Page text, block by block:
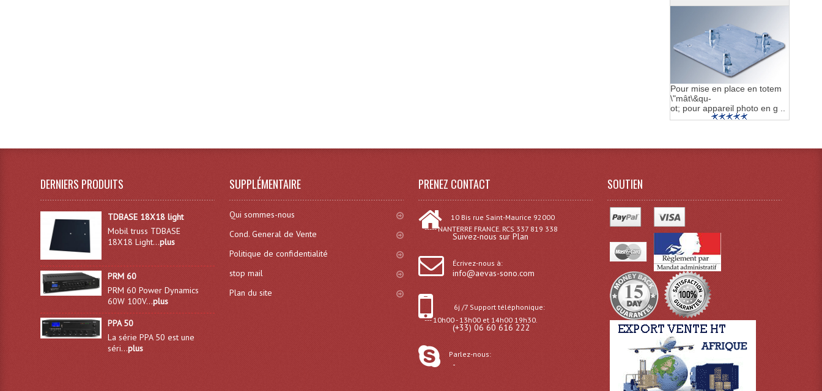
Pour mise en place en totem
\"mât\&qu-
ot; pour appareil photo en g ..
DERNIERS PRODUITS
TDBASE 18X18 light
Mobil truss TDBASE
18X18 Light...plus
PRM 60
PRM 60 Power Dynamics
60W 100V...plus
PPA 50
La série PPA 50 est une
séri...plus
SUPPLÉMENTAIRE
Qui sommes-nous
Cond. General de Vente
Politique de confidentialité
stop mail
Plan du site
PRENEZ CONTACT
10 Bis rue Saint-Maurice 92000
----- NANTERRE FRANCE. RCS 337 819 338
Suivez-nous sur Plan
Écrivez-nous à:
info@aevas-sono.com
6j /7 Support téléphonique:
--- 10h00 - 13h00 et 14h00 19h30.
(+33) 06 60 616 222
Parlez-nous:
-
SOUTIEN